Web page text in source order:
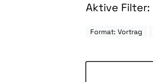
Aktive Filter:
Format: Vortrag